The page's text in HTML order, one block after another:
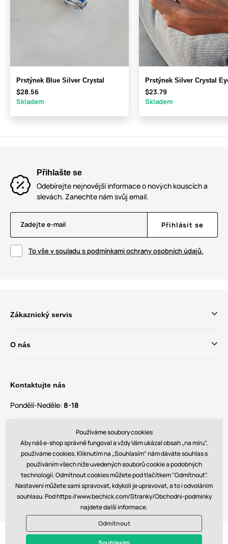
Prstýnek Blue Silver Crystal
$28.56
Skladem
Prstýnek Silver Crystal
$23.79
Skladem
Přihlašte se
Odebírejte nejnovější informace o nových kouscích a
slevách. Zanechte nám svůj email.
Zadejte e-mail Přihlásit se
To vše v souladu s podmínkami ochrany osobních údajů.
Zákaznický servis
O nás
Kontaktujte nás
Pondělí-Neděle: 8-18
Máte dotazy a návrhy?
contact@bechick.com
Najdete nás také na
© 2026 www.bechick.com. Technicky zajišťujeSimplia s.r.o.
Používáme soubory cookies
Aby náš e-shop správně fungoval a vždy Vám ukázal obsah „na míru”,
používáme cookies. Kliknutím na „Souhlasím“ nám dáváte souhlas s
používáním všech níže uvedených souborů cookie a podobných
technologií. Odmítnout cookies můžete pod tlačítkem "Odmítnout".
Nastavení můžete sami spravovat, kdykoli je upravovat, a to i odvoláním
souhlasu. Pod https://www.bechick.com/Stranky/Obchodni-podminky
najdete další informace.
Odmítnout